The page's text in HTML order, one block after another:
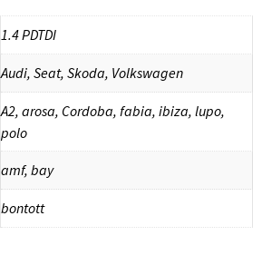
1.4 PDTDI
Audi, Seat, Skoda, Volkswagen
A2, arosa, Cordoba, fabia, ibiza, lupo,
polo
amf, bay
bontott